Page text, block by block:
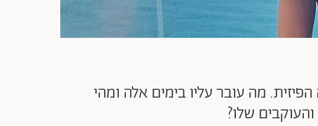
מה עובר עליו בימים אלה ומהי
שלו?